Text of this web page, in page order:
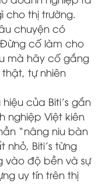
cho thị trường.
chuyện có
cố làm cho
mà hãy cố gắng
tự nhiên
của Biti’s gắn
nghiệp Việt kiên
“nâng niu bàn
nhỏ, Biti’s từng
vào độ bền và sự
uy tín trên thị